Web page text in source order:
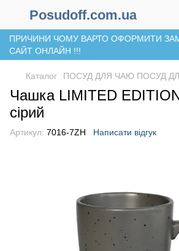
Posudoff.com.ua
ПРИЧИНИ ЧОМУ ВАРТО ОФОРМИТИ
САЙТ ОНЛАЙН !!!
Каталог ПОСУД ДЛЯ ЧАЮ ПОСУД
Чашка LIMITED
сірий
Артикул: 7016-7ZH Написати відгук